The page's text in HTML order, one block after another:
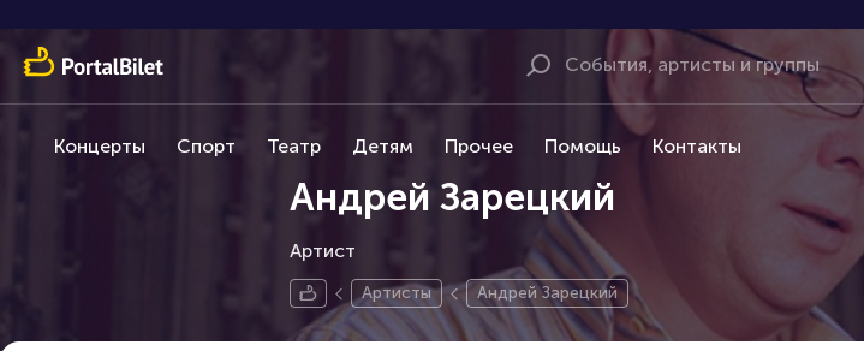
Концерты Спорт Театр Детям Прочее Помощь Контакты
Андрей Зарецкий
Артист
Артисты Андрей Зарецкий